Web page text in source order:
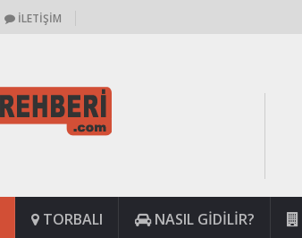
İLETIŞIM
TORBALI NASIL GIDILIR?